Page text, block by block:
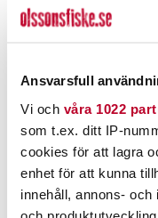
Ansvarsfull
Vi och våra 1022
som t.ex. ditt IP-
cookies för att lagra
enhet för att kunna
innehåll, annons-
och
Trueglide Guppie
249,00 kr
249,00 kr
FINNS I LAGER.
LÄS MER
ANDRA TITTADE